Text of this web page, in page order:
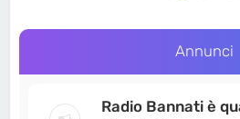
Annunci
Radio Bannati è